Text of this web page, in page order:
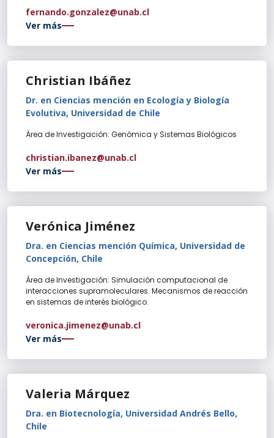
fernando.gonzalez@unab.cl
Ver más
Christian Ibáñez
Dr. en Ciencias mención en Ecología y Biología
Evolutiva, Universidad de Chile
Área de Investigación: Genómica y Sistemas Biológicos
christian.ibanez@unab.cl
Ver más
Verónica Jiménez
Dra. en Ciencias mención Química, Universidad de
Concepción, Chile
Área de Investigación: Simulación computacional de
interacciones supramoleculares. Mecanismos de reacción
en sistemas de interés biológico.
veronica.jimenez@unab.cl
Ver más
Valeria Márquez
Dra. en Biotecnología, Universidad Andrés Bello,
Chile